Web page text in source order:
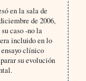
en la sala de
de 2006,
caso -no la
incluido en lo
clínico
su evolución